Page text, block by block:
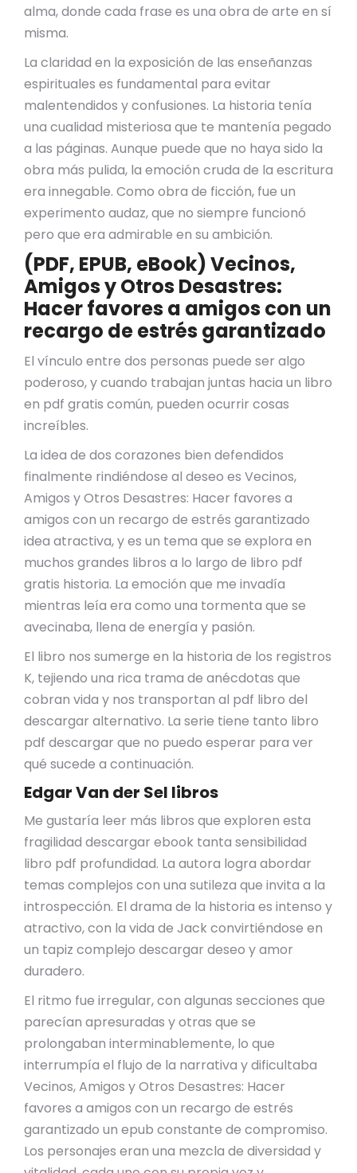
alma, donde cada frase es una obra de arte en sí
misma.
La claridad en la exposición de las enseñanzas
espirituales es fundamental para evitar
malentendidos y confusiones. La historia tenía
una cualidad misteriosa que te mantenía pegado
a las páginas. Aunque puede que no haya sido la
obra más pulida, la emoción cruda de la escritura
era innegable. Como obra de ficción, fue un
experimento audaz, que no siempre funcionó
pero que era admirable en su ambición.
(PDF, EPUB, eBook) Vecinos,
Amigos y Otros Desastres:
Hacer favores a amigos con un
recargo de estrés garantizado
El vínculo entre dos personas puede ser algo
poderoso, y cuando trabajan juntas hacia un libro
en pdf gratis común, pueden ocurrir cosas
increíbles.
La idea de dos corazones bien defendidos
finalmente rindiéndose al deseo es Vecinos,
Amigos y Otros Desastres: Hacer favores a
amigos con un recargo de estrés garantizado
idea atractiva, y es un tema que se explora en
muchos grandes libros a lo largo de libro pdf
gratis historia. La emoción que me invadía
mientras leía era como una tormenta que se
avecinaba, llena de energía y pasión.
El libro nos sumerge en la historia de los registros
K, tejiendo una rica trama de anécdotas que
cobran vida y nos transportan al pdf libro del
descargar alternativo. La serie tiene tanto libro
pdf descargar que no puedo esperar para ver
qué sucede a continuación.
Edgar Van der Sel libros
Me gustaría leer más libros que exploren esta
fragilidad descargar ebook tanta sensibilidad
libro pdf profundidad. La autora logra abordar
temas complejos con una sutileza que invita a la
introspección. El drama de la historia es intenso y
atractivo, con la vida de Jack convirtiéndose en
un tapiz complejo descargar deseo y amor
duradero.
El ritmo fue irregular, con algunas secciones que
parecían apresuradas y otras que se
prolongaban interminablemente, lo que
interrumpía el flujo de la narrativa y dificultaba
Vecinos, Amigos y Otros Desastres: Hacer
favores a amigos con un recargo de estrés
garantizado un epub constante de compromiso.
Los personajes eran una mezcla de diversidad y